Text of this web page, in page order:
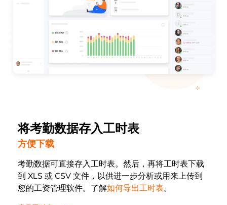
将考勤数据存入工时表
方便下载
考勤数据可直接存入工时表。然后，再将工时表下载
到 XLS 或 CSV 文件，以供进一步分析或用来上传到
您的工资管理软件。了解如何导出工时表。